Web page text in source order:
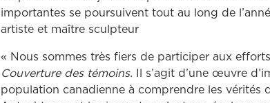
importantes se poursuivent tout au long de
artiste et maître sculpteur
« Nous sommes très fiers de participer aux
Couverture des témoins. Il s’agit d’une œuvre
population canadienne à comprendre les vérités